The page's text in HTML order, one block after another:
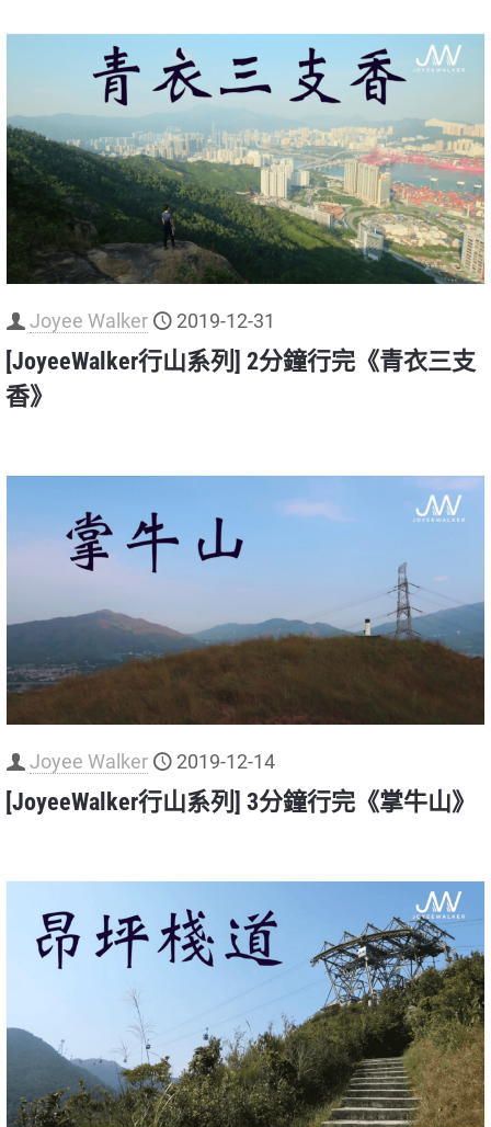
Joyee Walker 2019-12-31
[JoyeeWalker行山系列] 2分鐘行完《青衣三支
香》
Joyee Walker 2019-12-14
[JoyeeWalker行山系列] 3分鐘行完《掌牛山》